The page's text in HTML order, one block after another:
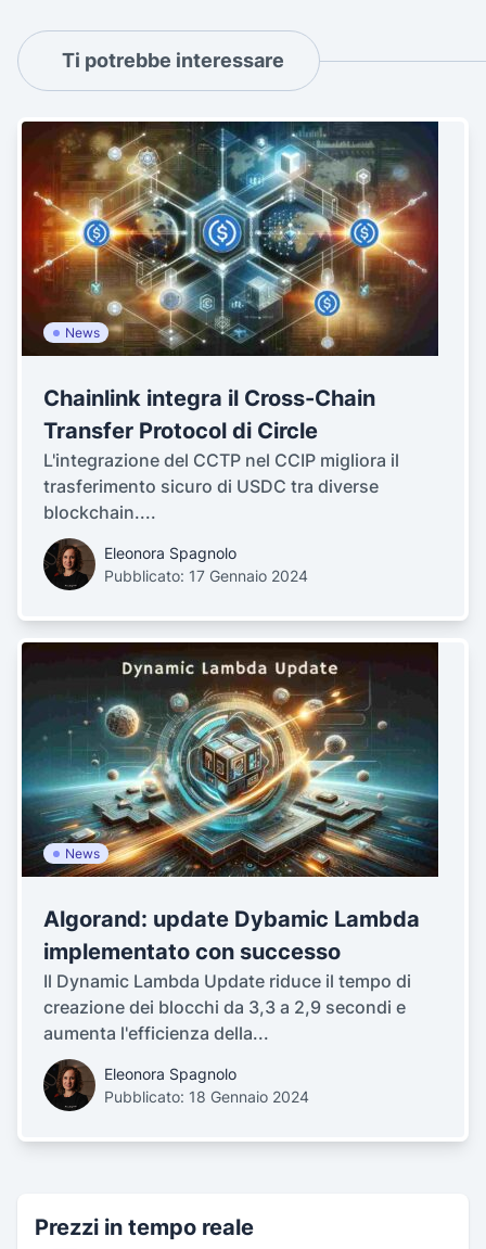
Ti potrebbe interessare
News
Chainlink integra il Cross-Chain
Transfer Protocol di Circle
L'integrazione del CCTP nel CCIP migliora il
trasferimento sicuro di USDC tra diverse
blockchain....
Eleonora Spagnolo
Pubblicato: 17 Gennaio 2024
News
Algorand: update Dybamic Lambda
implementato con successo
Il Dynamic Lambda Update riduce il tempo di
creazione dei blocchi da 3,3 a 2,9 secondi e
aumenta l'efficienza della...
Eleonora Spagnolo
Pubblicato: 18 Gennaio 2024
Prezzi in tempo reale